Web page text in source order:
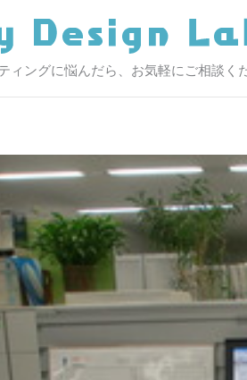
ィングに悩んだら、お気軽にご相談く